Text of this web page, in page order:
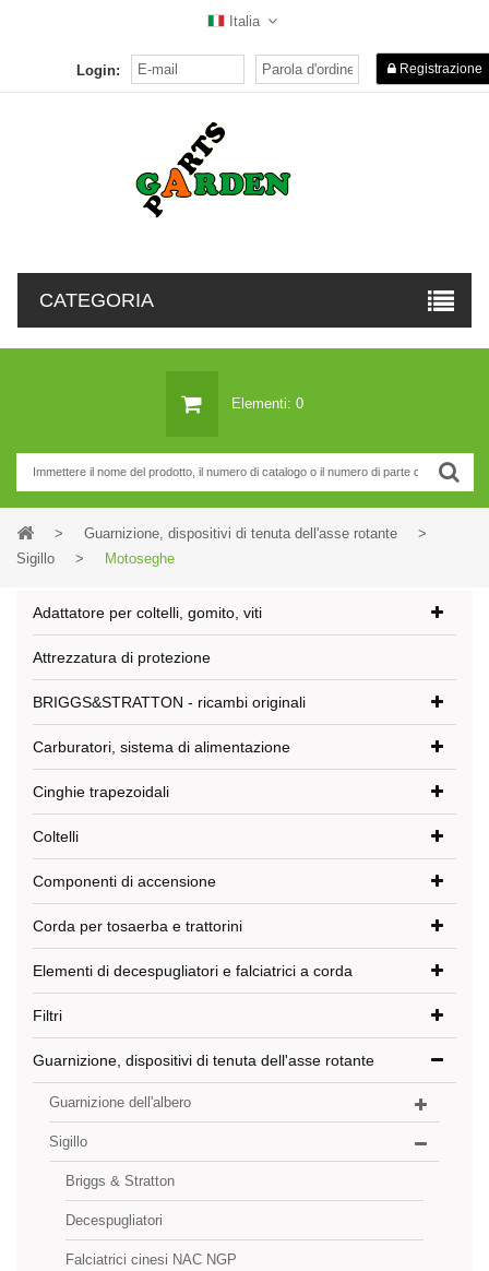
Italia
Login: Registrazione
CATEGORIA
Elementi: 0
> Guarnizione, dispositivi di tenuta dell'asse rotante
>
Sigillo
> Motoseghe
Adattatore per coltelli, gomito, viti
Attrezzatura di protezione
BRIGGS&STRATTON - ricambi originali
Carburatori, sistema di alimentazione
Cinghie trapezoidali
Coltelli
Componenti di accensione
Corda per tosaerba e trattorini
Elementi di decespugliatori e falciatrici a corda
Filtri
Guarnizione, dispositivi di tenuta dell'asse rotante
Guarnizione dell'albero
Sigillo
Briggs & Stratton
Decespugliatori
Falciatrici cinesi NAC NGP